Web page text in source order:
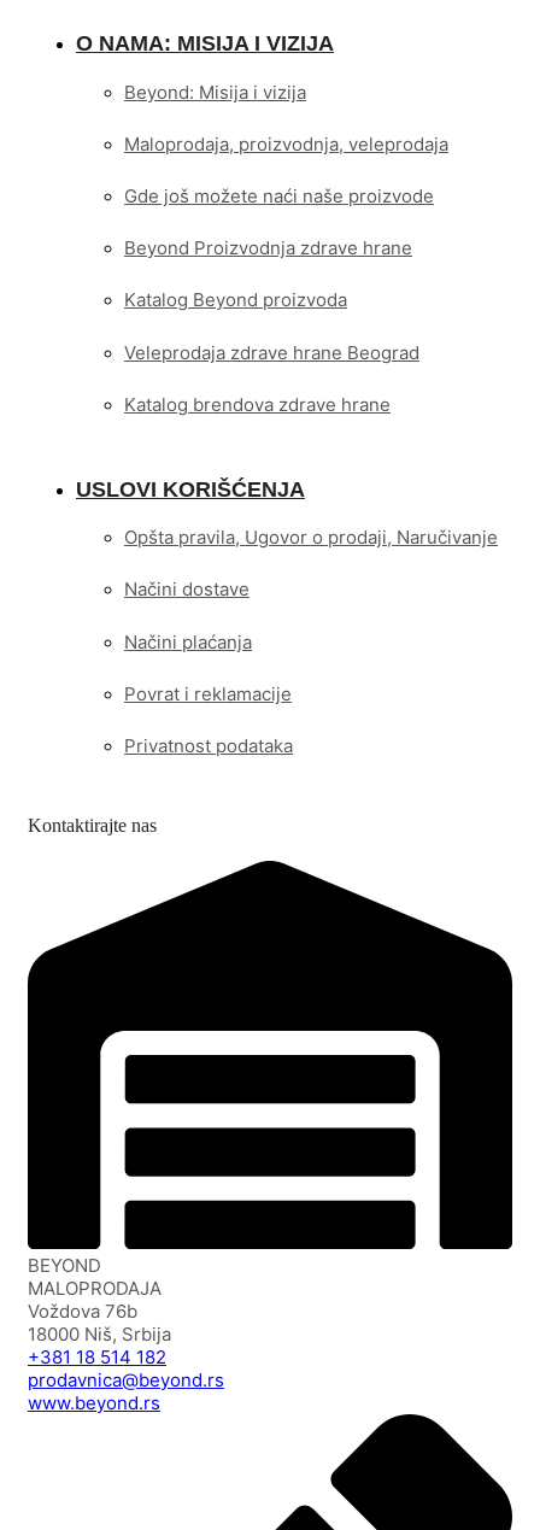
O NAMA: MISIJA I VIZIJA
Beyond: Misija i vizija
Maloprodaja, proizvodnja, veleprodaja
Gde još možete naći naše proizvode
Beyond Proizvodnja zdrave hrane
Katalog Beyond proizvoda
Veleprodaja zdrave hrane Beograd
Katalog brendova zdrave hrane
USLOVI KORIŠĆENJA
Opšta pravila, Ugovor o prodaji, Naručivanje
Načini dostave
Načini plaćanja
Povrat i reklamacije
Privatnost podataka
Kontaktirajte nas
BEYOND
MALOPRODAJA
Voždova 76b
18000 Niš, Srbija
+381 18 514 182
prodavnica@beyond.rs
www.beyond.rs